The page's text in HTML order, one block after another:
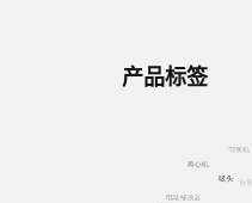
产品标签